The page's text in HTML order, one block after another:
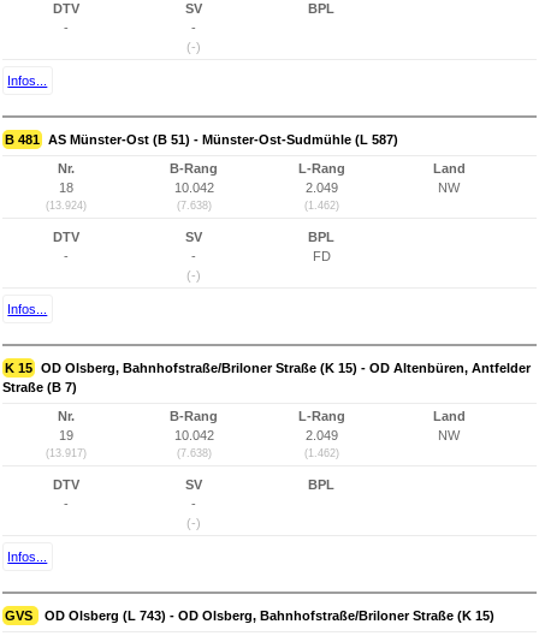
DTV
-
SV
-
(-)
BPL
Infos...
B 481 AS Münster-Ost (B 51) - Münster-Ost-Sudmühle (L 587)
Nr.
18
(13.924)
B-Rang
10.042
(7.638)
L-Rang
2.049
(1.462)
Land
NW
DTV
-
SV
-
(-)
BPL
FD
Infos...
K 15 OD Olsberg, Bahnhofstraße/Briloner Straße (K 15) - OD Altenbüren, Antfelder
Straße (B 7)
Nr.
19
(13.917)
B-Rang
10.042
(7.638)
L-Rang
2.049
(1.462)
Land
NW
DTV
-
SV
-
(-)
BPL
Infos...
GVS OD Olsberg (L 743) - OD Olsberg, Bahnhofstraße/Briloner Straße (K 15)